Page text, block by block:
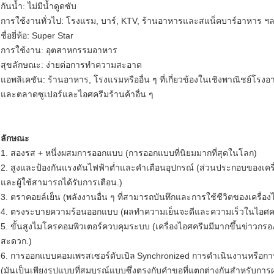
กันน้ำ: ไม่มีน้ำดูดซับ
การใช้งานทั่วไป: โรงแรม, บาร์, KTV, ร้านอาหารและสแน็คบาร์อาหาร ฯ
ชื่อยี่ห้อ: Super Star
การใช้งาน: อุตสาหกรรมอาหาร
สุขลักษณะ: ง่ายต่อการทำความสะอาด
แอพลิเคชัน: ร้านอาหาร, โรงแรมหรืออื่น ๆ ที่เกี่ยวข้องในเชิงพาณิชย์โรงอ
และตลาดซูเปอร์และไอศครีมร้านค้าอื่น ๆ
ลักษณะ
1. สองรส + หนึ่งผสมการออกแบบ (การออกแบบที่นิยมมากที่สุดในโลก)
2. สูงและป้องกันแรงดันไฟฟ้าต่ำและคำเตือนอุปกรณ์ (ส่วนประกอบของเค
และผู้ใช้สามารถได้รับการเตือน.)
3. ตราคอยล์เย็น (พลังงานอื่น ๆ ที่สามารถบันทึกและการใช้ชีวิตของเครื่อ
4. ตรงระบายความร้อนออกแบบ (ผลทำความเย็นจะดีและความเร็วในไอศ
5. ขั้นสูงไมโครคอมพิวเตอร์ควบคุมระบบ (เครื่องไอศครีมมีมากขึ้นข่าวกร
สะดวก.)
6. การออกแบบคอมเพรสเซอร์ดับเบิล Synchronized การดำเนินงานหรือก
(มันเป็นเพียงรูปแบบที่สมบูรณ์แบบซึ่งตรงกับคำขอที่แตกต่างกันสำหรับการ